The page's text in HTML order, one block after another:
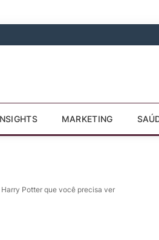
MARKETING
Potter que você precisa ver